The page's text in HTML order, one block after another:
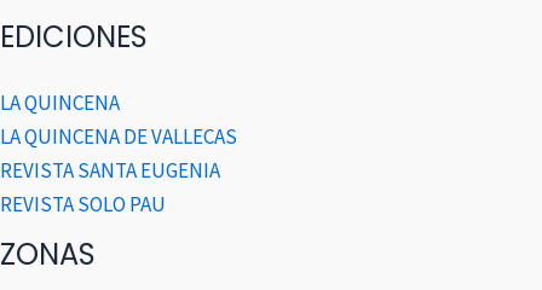
EDICIONES
LA QUINCENA
LA QUINCENA DE VALLECAS
REVISTA SANTA EUGENIA
REVISTA SOLO PAU
ZONAS